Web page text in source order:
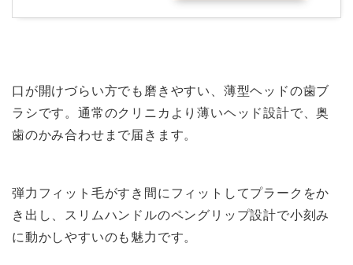
口が開けづらい方でも磨きやすい、薄型ヘッドの歯ブ
ラシです。通常のクリニカより薄いヘッド設計で、奥
歯のかみ合わせまで届きます。
弾力フィット毛がすき間にフィットしてプラークをか
き出し、スリムハンドルのペングリップ設計で小刻み
に動かしやすいのも魅力です。